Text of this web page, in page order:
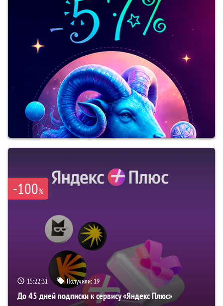
-100%
15:22:30 Получили: 19
До 45 дней подписки к сервису «Яндекс Плюс»